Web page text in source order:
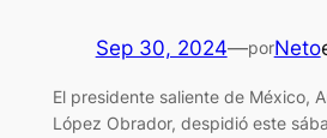
Sep 30, 2024—porNeto
El presidente saliente de México,
López Obrador, despidió este